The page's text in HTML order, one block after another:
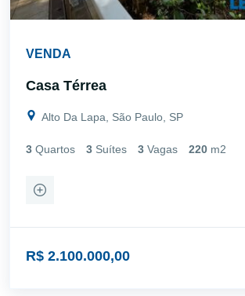
VENDA
Casa Térrea
Alto Da Lapa, São Paulo, SP
3 Quartos 3 Suítes 3 Vagas 220 m2
R$ 2.100.000,00